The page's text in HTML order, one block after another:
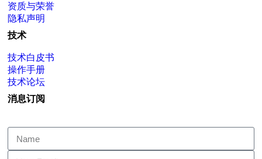
资质与荣誉
隐私声明
技术
技术白皮书
操作手册
技术论坛
消息订阅